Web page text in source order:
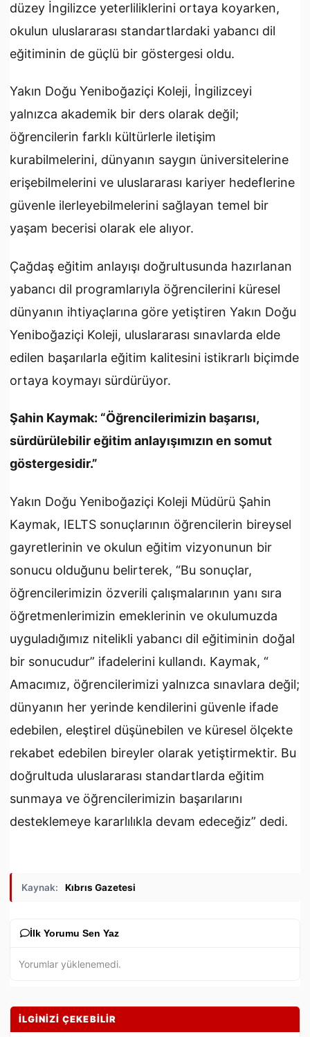
düzey İngilizce yeterliliklerini ortaya koyarken,
okulun uluslararası standartlardaki yabancı dil
eğitiminin de güçlü bir göstergesi oldu.
Yakın Doğu Yeniboğaziçi Koleji, İngilizceyi
yalnızca akademik bir ders olarak değil;
öğrencilerin farklı kültürlerle iletişim
kurabilmelerini, dünyanın saygın üniversitelerine
erişebilmelerini ve uluslararası kariyer hedeflerine
güvenle ilerleyebilmelerini sağlayan temel bir
yaşam becerisi olarak ele alıyor.
Çağdaş eğitim anlayışı doğrultusunda hazırlanan
yabancı dil programlarıyla öğrencilerini küresel
dünyanın ihtiyaçlarına göre yetiştiren Yakın Doğu
Yeniboğaziçi Koleji, uluslararası sınavlarda elde
edilen başarılarla eğitim kalitesini istikrarlı biçimde
ortaya koymayı sürdürüyor.
Şahin Kaymak: “Öğrencilerimizin başarısı,
sürdürülebilir eğitim anlayışımızın en somut
göstergesidir.”
Yakın Doğu Yeniboğaziçi Koleji Müdürü Şahin
Kaymak, IELTS sonuçlarının öğrencilerin bireysel
gayretlerinin ve okulun eğitim vizyonunun bir
sonucu olduğunu belirterek, “Bu sonuçlar,
öğrencilerimizin özverili çalışmalarının yanı sıra
öğretmenlerimizin emeklerinin ve okulumuzda
uyguladığımız nitelikli yabancı dil eğitiminin doğal
bir sonucudur” ifadelerini kullandı. Kaymak, “
Amacımız, öğrencilerimizi yalnızca sınavlara değil;
dünyanın her yerinde kendilerini güvenle ifade
edebilen, eleştirel düşünebilen ve küresel ölçekte
rekabet edebilen bireyler olarak yetiştirmektir. Bu
doğrultuda uluslararası standartlarda eğitim
sunmaya ve öğrencilerimizin başarılarını
desteklemeye kararlılıkla devam edeceğiz” dedi.
Kaynak: Kıbrıs Gazetesi
İlk Yorumu Sen Yaz
Yorumlar yüklenemedi.
İLGİNİZİ ÇEKEBİLİR